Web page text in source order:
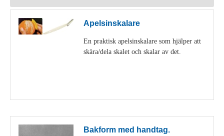
Apelsinskalare
En praktisk apelsinskalare som hjälper att
skära/dela skalet och skalar av det.
Bakform med handtag.